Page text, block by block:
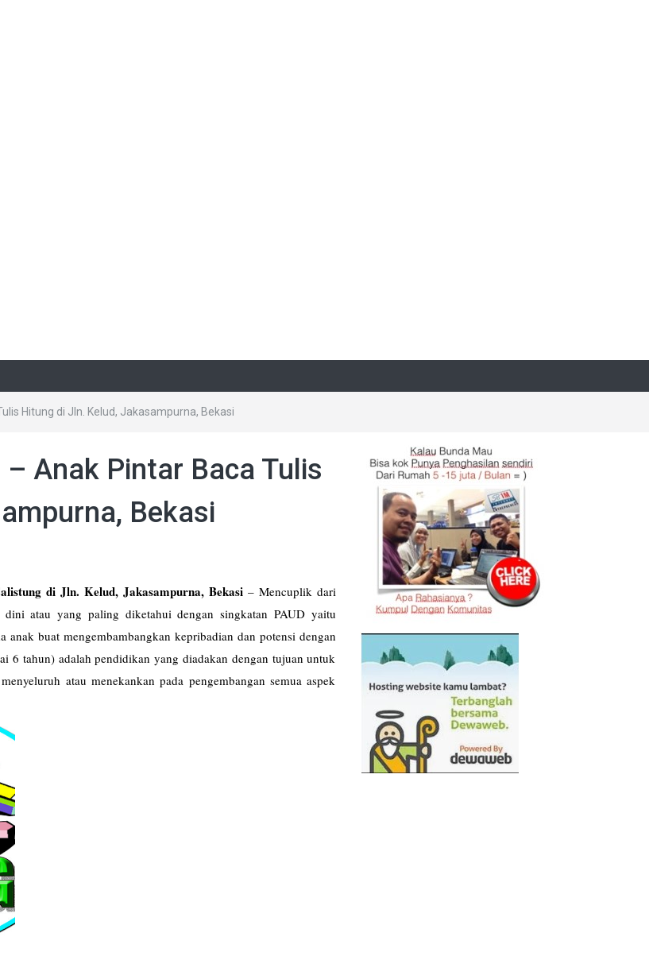
Hitung di Jln. Kelud, Jakasampurna, Bekasi
Anak Pintar Baca Tulis
Bekasi
di Jln. Kelud, Jakasampurna, Bekasi– Mencuplik dari
atau yang paling diketahui dengan singkatan PAUD yaitu
buat mengembambangkan kepribadian dan potensi dengan
6 tahun) adalah pendidikan yang diadakan dengan tujuan untuk
atau menekankan pada pengembangan semua aspek